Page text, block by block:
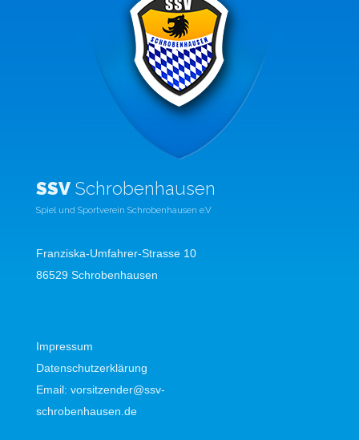
SSVSchrobenhausen
Spiel und Sportverein Schrobenhausen e.V
Franziska-Umfahrer-Strasse 10
86529 Schrobenhausen
Impressum
Datenschutzerklärung
Email: vorsitzender@ssv-
schrobenhausen.de